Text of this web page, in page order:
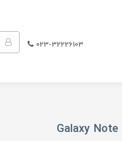
023-32226103